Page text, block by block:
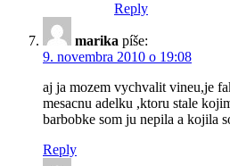
Reply
marika píše:
9. novembra 2010 o 19:08
aj ja mozem vychvalit vineu,je
mesacnu adelku ,ktoru stale
barbobke som ju nepila a kojila
Reply